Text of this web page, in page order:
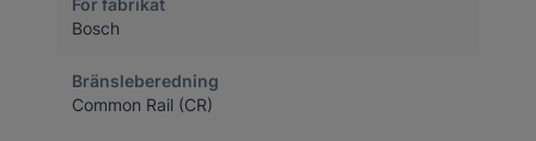
För fabrikat
Bosch
Bränsleberedning
Common Rail (CR)